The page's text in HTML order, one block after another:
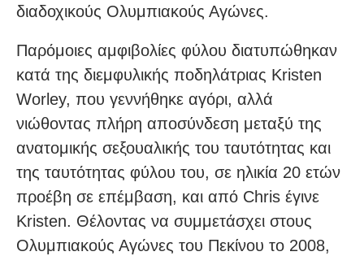
διαδοχικούς Ολυμπιακούς Αγώνες.
Παρόμοιες αμφιβολίες φύλου διατυπώθηκαν
κατά της διεμφυλικής ποδηλάτριας Kristen
Worley, που γεννήθηκε αγόρι, αλλά
νιώθοντας πλήρη αποσύνδεση μεταξύ της
ανατομικής σεξουαλικής του ταυτότητας και
της ταυτότητας φύλου του, σε ηλικία 20 ετών
προέβη σε επέμβαση, και από Chris έγινε
Kristen. Θέλοντας να συμμετάσχει στους
Ολυμπιακούς Αγώνες του Πεκίνου το 2008,